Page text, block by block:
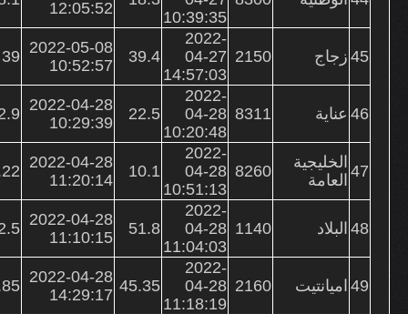
10:39:35
12:05:52
45 زجاج 2150
2022-
04-27
14:57:03
39.4
2022-05-08
10:52:57
39
46 عناية 8311
2022-
04-28
10:20:48
22.5
2022-04-28
10:29:39
47 الخليجية
العامة
8260
2022-
04-28
10:51:13
10.1
2022-04-28
11:20:14
48 البلاد 1140
2022-
04-28
11:04:03
51.8
2022-04-28
11:10:15
49 اميانتيت 2160
2022-
04-28
11:18:19
45.35
2022-04-28
14:29:17